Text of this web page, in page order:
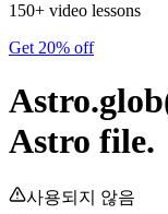
150+ video lessons
Get 20% off
Astro file.
사용되지 않음